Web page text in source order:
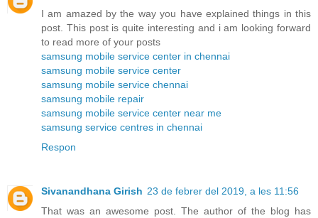
I am amazed by the way you have explained things in this
post. This post is quite interesting and i am looking forward
to read more of your posts
samsung mobile service center in chennai
samsung mobile service center
samsung mobile service chennai
samsung mobile repair
samsung mobile service center near me
samsung service centres in chennai
Respon
Sivanandhana Girish 23 de febrer del 2019, a les 11:56
That was an awesome post. The author of the blog has